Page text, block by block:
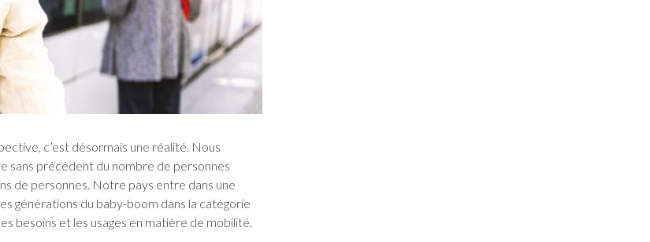
c’est désormais une réalité. Nous
sans précédent du nombre de personnes
de personnes. Notre pays entre dans une
générations du baby-boom dans la catégorie
besoins et les usages en matière de mobilité.